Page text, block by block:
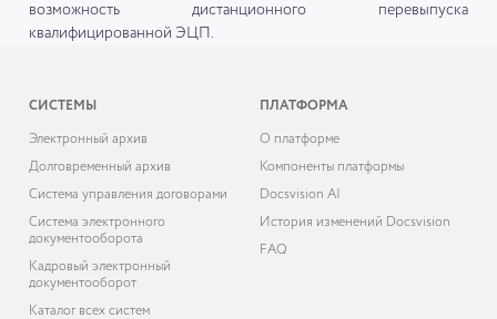
возможность дистанционного перевыпуска
квалифицированной ЭЦП.
СИСТЕМЫ
Электронный архив
Долговременный архив
Система управления договорами
Система электронного
документооборота
Кадровый электронный
документооборот
Каталог всех систем
ПЛАТФОРМА
О платформе
Компоненты платформы
Docsvision AI
История изменений Docsvision
FAQ